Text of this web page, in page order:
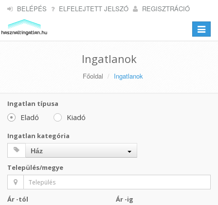
BELÉPÉS ELFELEJTETT JELSZÓ REGISZTRÁCIÓ
Toggle
Ingatlanok
Főoldal Ingatlanok
Ingatlan típusa
Eladó Kiadó
Ingatlan kategória
Ház
Település/megye
Ár -tól Ár -ig